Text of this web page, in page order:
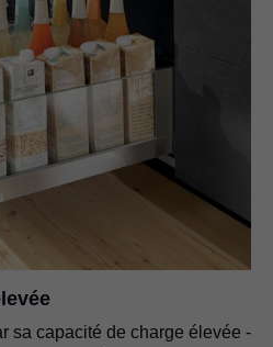
sa capacité de charge élevée -